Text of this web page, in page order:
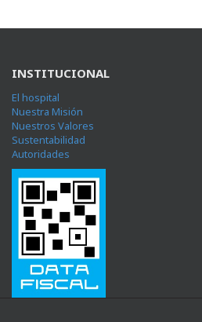
INSTITUCIONAL
El hospital
Nuestra Misión
Nuestros Valores
Sustentabilidad
Autoridades